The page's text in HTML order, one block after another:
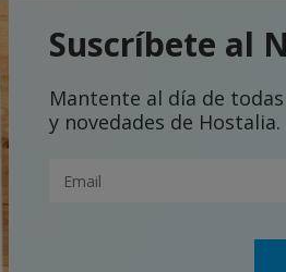
Suscríbete al
Mantente al día de
y novedades de Hostalia.